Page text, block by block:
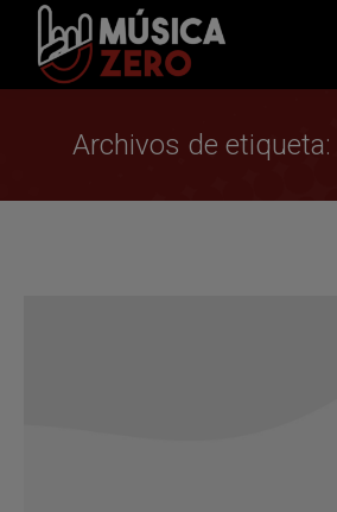
Archivos de etiqueta: